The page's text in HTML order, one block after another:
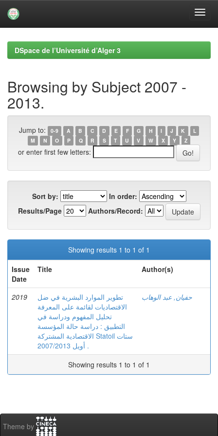
navigationDSpace de l’Université d’Alger 3
Browsing by Subject 2007 -
2013.
Jump to: 0-9 A B C D E F G H I J K
L
M
N O P Q R S T U V W X Y Z
or enter first few letters:
Sort by:
In order:
Results/Page
Authors/Record:
Showing results 1 to 1 of 1
Issue
Date
Title Author(s)
2019
تطوير الموارد البشرية في ضل
الاقتصاديات لقائمة على المعرفة
تحليل المفهوم ودراسة في
التطبيق : دراسة حالة المؤسسة
الاقتصادية المشتركة Statoil ستات
أويل 2007/2013 .
حفيان, عبد الوهاب
Showing results 1 to 1 of 1
Theme by